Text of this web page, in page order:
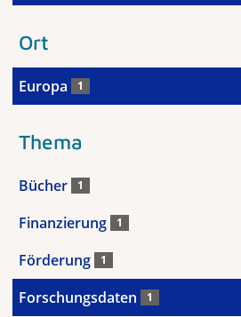
Ort
Europa 1
Thema
Bücher 1
Finanzierung 1
Förderung 1
Forschungsdaten 1